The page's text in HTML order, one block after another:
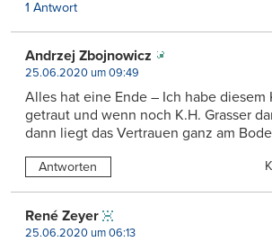
1 Antwort
Andrzej Zbojnowicz
25.06.2020 um 09:49
Alles hat eine Ende – Ich habe diesem
getraut und wenn noch K.H. Grasser
dann liegt das Vertrauen ganz am
Antworten
René Zeyer
25.06.2020 um 06:13